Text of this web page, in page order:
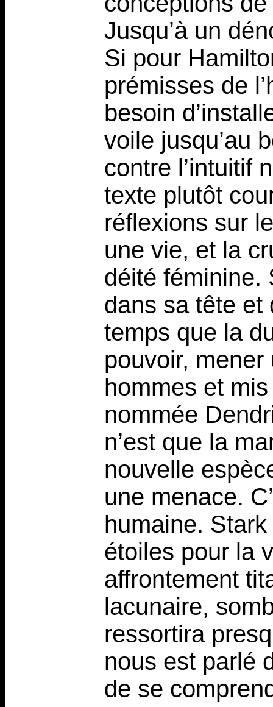
Jusqu’à un
Si pour
prémisses de
besoin
voile jusqu’au
contre l’intuitif
texte plutôt
réflexions sur
une vie, et la
déité féminine.
dans sa tête et
temps que la
pouvoir,
hommes et
nommée
n’est que la
nouvelle
une menace.
humaine.
étoiles pour la
affrontement
lacunaire,
ressortira
nous est parlé
de se